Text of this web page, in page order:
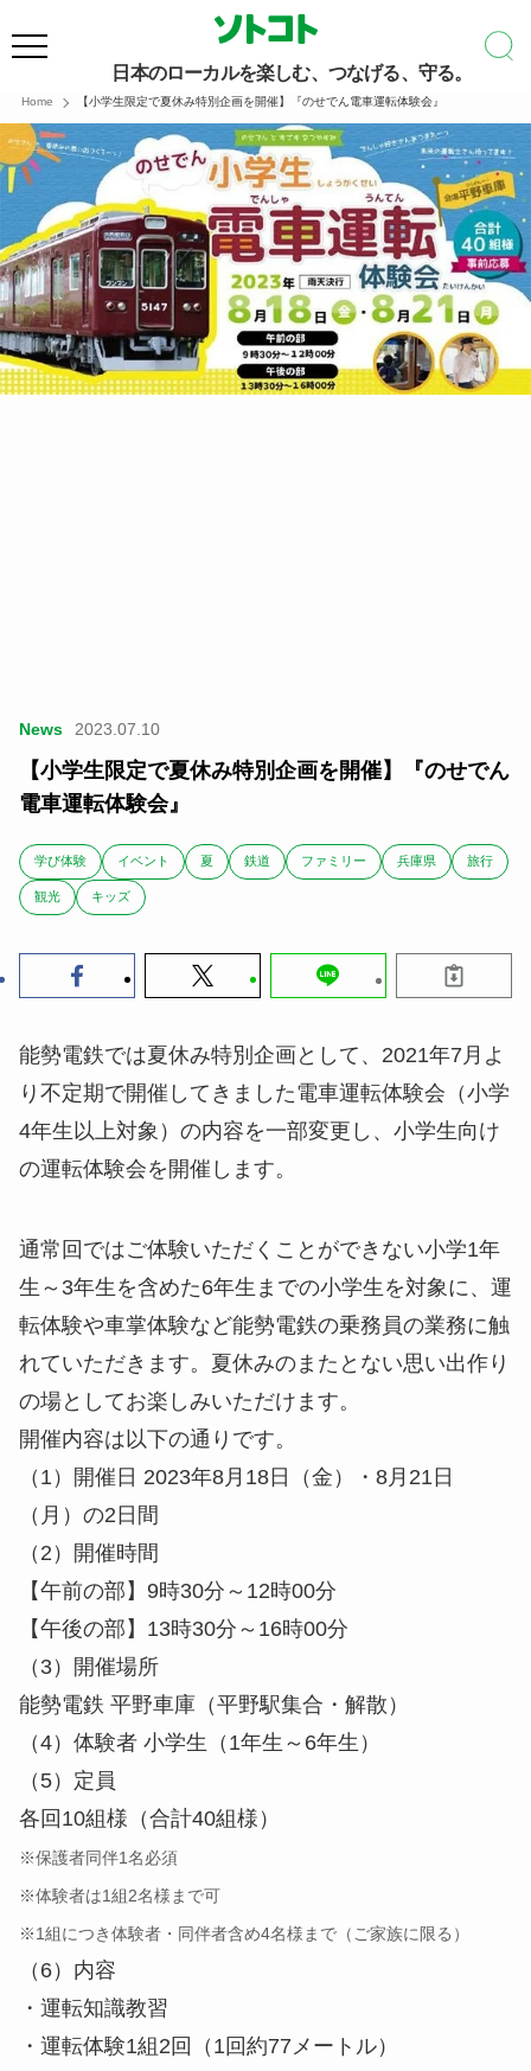
日本のローカルを楽しむ、つなげる、守る。
Home 【小学生限定で夏休み特別企画を開催】『のせでん電車運転体験会』
News 2023.07.10
【小学生限定で夏休み特別企画を開催】『のせでん
電車運転体験会』
学び体験 イベント 夏 鉄道 ファミリー 兵庫県 旅行
観光 キッズ
能勢電鉄では夏休み特別企画として、2021年7月よ
り不定期で開催してきました電車運転体験会（小学
4年生以上対象）の内容を一部変更し、小学生向け
の運転体験会を開催します。
通常回ではご体験いただくことができない小学1年
生～3年生を含めた6年生までの小学生を対象に、運
転体験や車掌体験など能勢電鉄の乗務員の業務に触
れていただきます。夏休みのまたとない思い出作り
の場としてお楽しみいただけます。
開催内容は以下の通りです。
（1）開催日 2023年8月18日（金）・8月21日
（月）の2日間
（2）開催時間
【午前の部】9時30分～12時00分
【午後の部】13時30分～16時00分
（3）開催場所
能勢電鉄 平野車庫（平野駅集合・解散）
（4）体験者 小学生（1年生～6年生）
（5）定員
各回10組様（合計40組様）
※保護者同伴1名必須
※体験者は1組2名様まで可
※1組につき体験者・同伴者含め4名様まで（ご家族に限る）
（6）内容
・運転知識教習
・運転体験1組2回（1回約77メートル）